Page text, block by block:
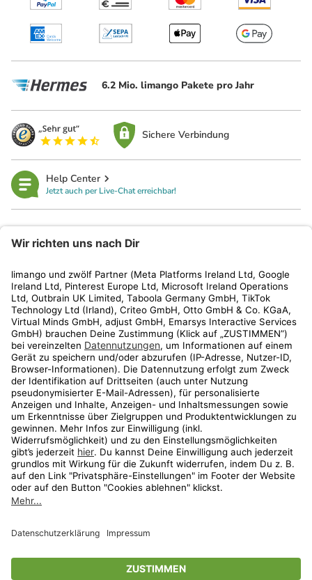
6.2 Mio. limango Pakete pro Jahr
Sichere Verbindung
Help Center
Jetzt auch per Live-Chat erreichbar!
Kundenservice
Shop
Aktionen
Travel